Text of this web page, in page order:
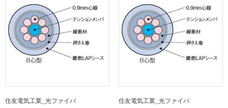
住友電気工業_光ファイバ 住友電気工業_光ファイバ